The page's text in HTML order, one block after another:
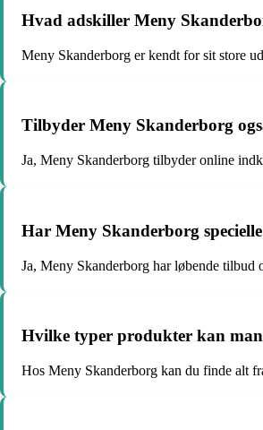
Hvad adskiller Meny
Meny Skanderborg er kendt for sit store
Tilbyder Meny Skanderborg
Ja, Meny Skanderborg tilbyder online
Har Meny Skanderborg
Ja, Meny Skanderborg har løbende tilbud
Hvilke typer produkter kan
Hos Meny Skanderborg kan du finde alt